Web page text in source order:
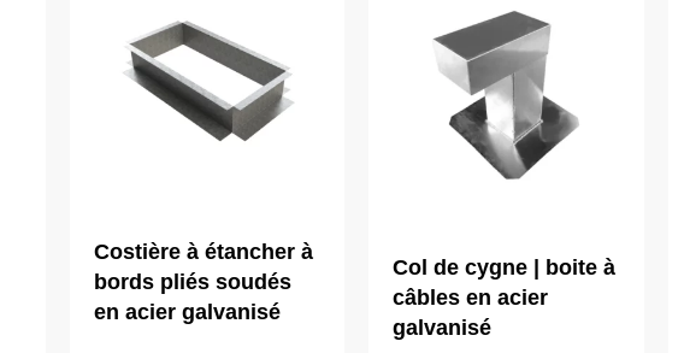
Costière à étancher à
bords pliés soudés
en acier galvanisé
Col de cygne | boite à
câbles en acier
galvanisé